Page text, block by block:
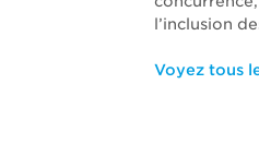
l’inclusion
Voyez tous